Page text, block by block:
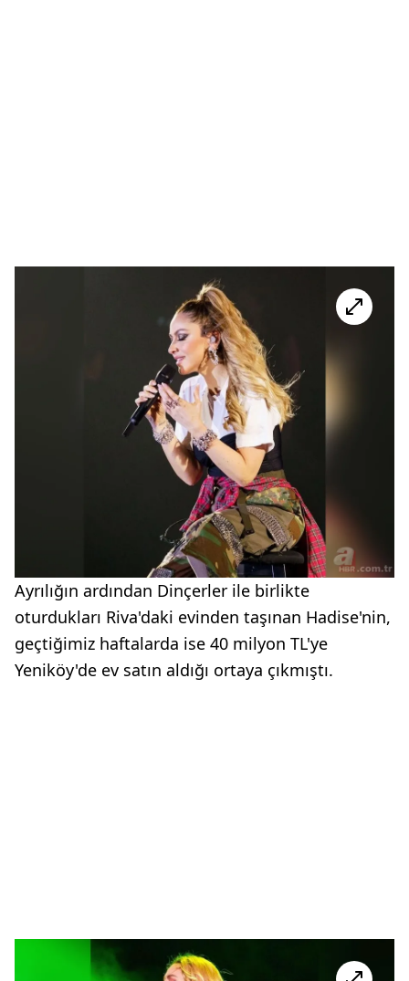
Ayrılığın ardından Dinçerler ile birlikte
oturdukları Riva'daki evinden taşınan Hadise'nin,
geçtiğimiz haftalarda ise 40 milyon TL'ye
Yeniköy'de ev satın aldığı ortaya çıkmıştı.